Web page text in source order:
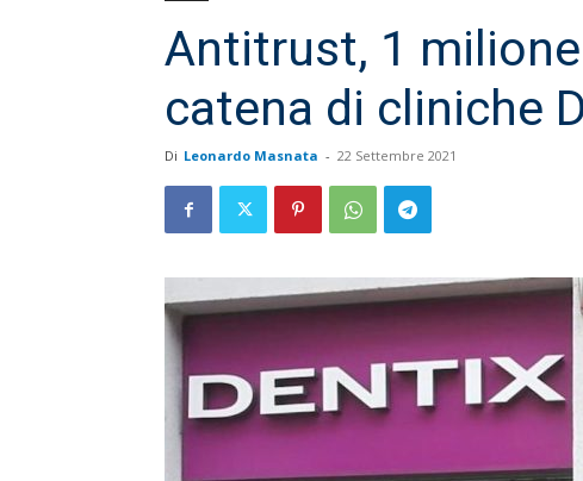
Antitrust, 1
catena di cliniche
Di Leonardo Masnata - 22 Settembre 2021